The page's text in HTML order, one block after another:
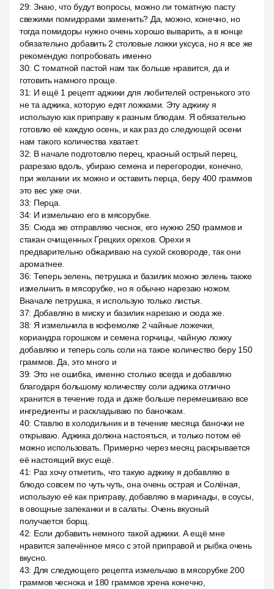
29: Знаю, что будут вопросы, можно ли томатную пасту
свежими помидорами заменить? Да, можно, конечно, но
тогда помидоры нужно очень хорошо выварить, а в конце
обязательно добавить 2 столовые ложки уксуса, но я все же
рекомендую попробовать именно
30: С томатной пастой нам так больше нравится, да и
готовить намного проще.
31: И ещё 1 рецепт аджики для любителей остренького это
не та аджика, которую едят ложками. Эту аджику я
использую как приправу к разным блюдам. Я обязательно
готовлю её каждую осень, и как раз до следующей осени
нам такого количества хватает.
32: В начале подготовлю перец, красный острый перец,
разрезаю вдоль, убираю семена и перегородки, конечно,
при желании их можно и оставить перца, беру 400 граммов
это вес уже очи.
33: Перца.
34: И измельчаю его в мясорубке.
35: Сюда же отправляю чеснок, его нужно 250 граммов и
стакан очищенных Грецких орехов. Орехи я
предварительно обжариваю на сухой сковороде, так они
ароматнее.
36: Теперь зелень, петрушка и базилик можно зелень также
измельчить в мясорубке, но я обычно нарезаю ножом.
Вначале петрушка, я использую только листья.
37: Добавляю в миску и базилик нарезаю и сюда же.
38: Я измельчила в кофемолке 2 чайные ложечки,
кориандра горошком и семена горчицы, чайную ложку
добавляю и теперь соль соли на такое количество беру 150
граммов. Да, это много и
39: Это не ошибка, именно столько всегда и добавляю
благодаря большому количеству соли аджика отлично
хранится в течение года и даже больше перемешиваю все
ингредиенты и раскладываю по баночкам.
40: Ставлю в холодильник и в течение месяца баночки не
открываю. Аджика должна настояться, и только потом её
можно использовать. Примерно через месяц раскрывается
её настоящий вкус ещё.
41: Раз хочу отметить, что такую аджику я добавляю в
блюдо совсем по чуть чуть, она очень острая и Солёная,
использую её как приправу, добавляю в маринады, в соусы,
в овощные запеканки и в салаты. Очень вкусный
получается борщ.
42: Если добавить немного такой аджики. А ещё мне
нравится запечённое мясо с этой приправой и рыбка очень
вкусно.
43: Для следующего рецепта измельчаю в мясорубке 200
граммов чеснока и 180 граммов хрена конечно,